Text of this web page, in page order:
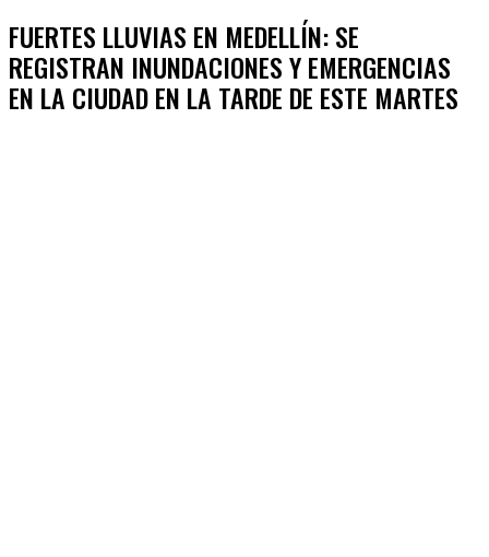
FUERTES LLUVIAS EN MEDELLÍN: SE
REGISTRAN INUNDACIONES Y EMERGENCIAS
EN LA CIUDAD EN LA TARDE DE ESTE MARTES